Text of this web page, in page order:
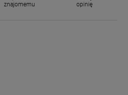
znajomemu
opinię